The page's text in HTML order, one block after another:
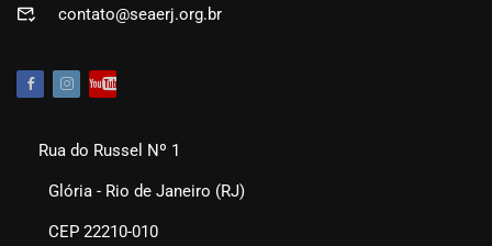
contato@seaerj.org.br
Rua do Russel Nº 1
Glória - Rio de Janeiro (RJ)
CEP 22210-010